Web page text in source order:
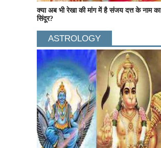
क्या अब भी रेखा की मांग में है संजय दत्त के नाम का
सिंदूर?
ASTROLOGY